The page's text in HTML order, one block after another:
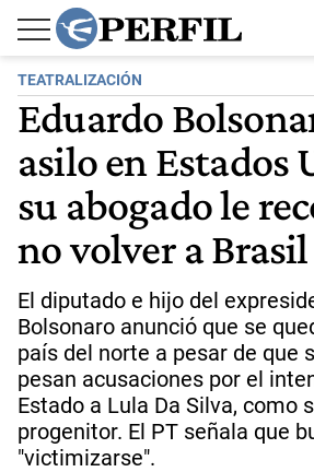
TEATRALIZACIÓN
Eduardo
asilo en Estados
su abogado le
no volver a Brasil
El diputado e hijo del
Bolsonaro anunció que se
país del norte a pesar de que
pesan acusaciones por el
Estado a Lula Da Silva, como
progenitor. El PT señala que
"victimizarse".